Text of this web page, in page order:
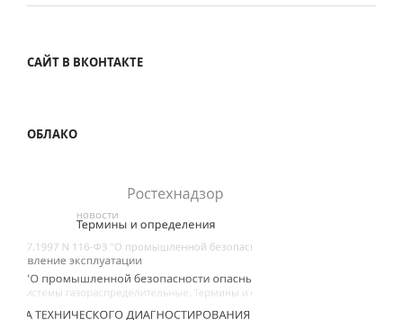
САЙТ В ВКОНТАКТЕ
ОБЛАКО